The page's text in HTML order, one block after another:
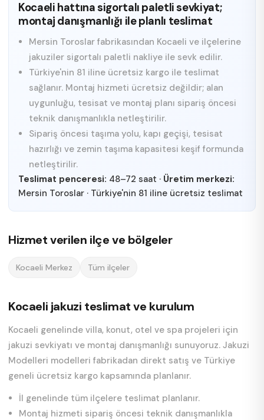
Kocaeli hattına sigortalı paletli sevkiyat;
montaj danışmanlığı ile planlı teslimat
Mersin Toroslar fabrikasından Kocaeli ve ilçelerine
jakuziler sigortalı paletli nakliye ile sevk edilir.
Türkiye'nin 81 iline ücretsiz kargo ile teslimat
sağlanır. Montaj hizmeti ücretsiz değildir; alan
uygunluğu, tesisat ve montaj planı sipariş öncesi
teknik danışmanlıkla netleştirilir.
Sipariş öncesi taşıma yolu, kapı geçişi, tesisat
hazırlığı ve zemin taşıma kapasitesi keşif formunda
netleştirilir.
Teslimat penceresi: 48–72 saat · Üretim merkezi:
Mersin Toroslar · Türkiye'nin 81 iline ücretsiz teslimat
Hizmet verilen ilçe ve bölgeler
Kocaeli Merkez Tüm ilçeler
Kocaeli jakuzi teslimat ve kurulum
Kocaeli genelinde villa, konut, otel ve spa projeleri için
jakuzi sevkiyatı ve montaj danışmanlığı sunuyoruz. Jakuzi
Modelleri modelleri fabrikadan direkt satış ve Türkiye
geneli ücretsiz kargo kapsamında planlanır.
İl genelinde tüm ilçelere teslimat planlanır.
Montaj hizmeti sipariş öncesi teknik danışmanlıkla